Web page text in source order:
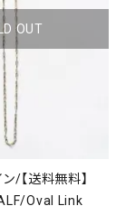
OUT
/【送料無料】
Oval Link
ゴリー